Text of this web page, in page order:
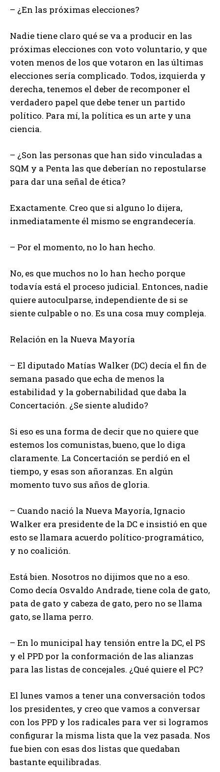
– ¿En las próximas elecciones?
Nadie tiene claro qué se va a producir en las
próximas elecciones con voto voluntario, y que
voten menos de los que votaron en las últimas
elecciones sería complicado. Todos, izquierda y
derecha, tenemos el deber de recomponer el
verdadero papel que debe tener un partido
político. Para mí, la política es un arte y una
ciencia.
– ¿Son las personas que han sido vinculadas a
SQM y a Penta las que deberían no repostularse
para dar una señal de ética?
Exactamente. Creo que si alguno lo dijera,
inmediatamente él mismo se engrandecería.
– Por el momento, no lo han hecho.
No, es que muchos no lo han hecho porque
todavía está el proceso judicial. Entonces, nadie
quiere autoculparse, independiente de si se
siente culpable o no. Es una cosa muy compleja.
Relación en la Nueva Mayoría
– El diputado Matías Walker (DC) decía el fin de
semana pasado que echa de menos la
estabilidad y la gobernabilidad que daba la
Concertación. ¿Se siente aludido?
Si eso es una forma de decir que no quiere que
estemos los comunistas, bueno, que lo diga
claramente. La Concertación se perdió en el
tiempo, y esas son añoranzas. En algún
momento tuvo sus años de gloria.
– Cuando nació la Nueva Mayoría, Ignacio
Walker era presidente de la DC e insistió en que
esto se llamara acuerdo político-programático,
y no coalición.
Está bien. Nosotros no dijimos que no a eso.
Como decía Osvaldo Andrade, tiene cola de gato,
pata de gato y cabeza de gato, pero no se llama
gato, se llama perro.
– En lo municipal hay tensión entre la DC, el PS
y el PPD por la conformación de las alianzas
para las listas de concejales. ¿Qué quiere el PC?
El lunes vamos a tener una conversación todos
los presidentes, y creo que vamos a conversar
con los PPD y los radicales para ver si logramos
configurar la misma lista que la vez pasada. Nos
fue bien con esas dos listas que quedaban
bastante equilibradas.